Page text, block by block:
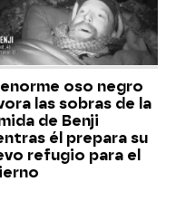
enorme oso negro
las sobras de la
de Benji
él prepara su
refugio para el